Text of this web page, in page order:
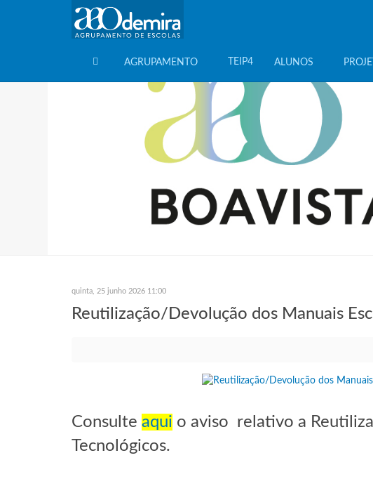
AGRUPAMENTO TEIP4 ALUNOS
quinta, 25 junho 2026 11:00
Reutilização/Devolução dos Manuais
Consulte aqui o aviso relativo a
Tecnológicos.